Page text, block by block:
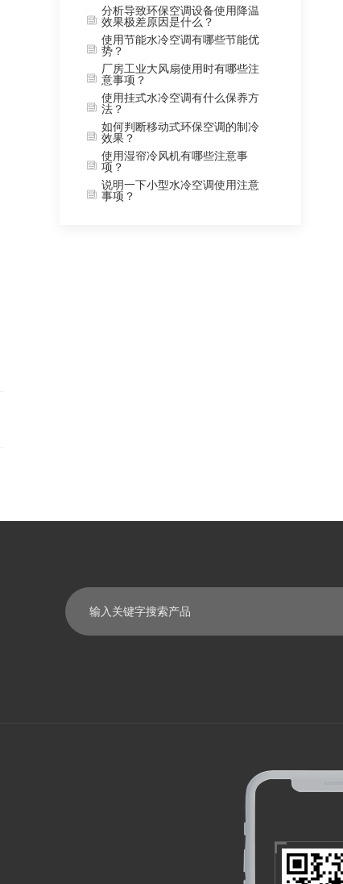
分析导致环保空调设备使用降温
效果极差原因是什么？
使用节能水冷空调有哪些节能优
势？
厂房工业大风扇使用时有哪些注
意事项？
使用挂式水冷空调有什么保养方
法？
如何判断移动式环保空调的制冷
效果？
使用湿帘冷风机有哪些注意事
项？
说明一下小型水冷空调使用注意
事项？